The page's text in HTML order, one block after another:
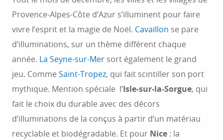
Provence-Alpes-Côte d’Azur s’illuminent pour faire
vivre l’esprit et la magie de Noël. Cavaillon se pare
d’illuminations, sur un thème différent chaque
année. La Seyne-sur-Mer sort également le grand
jeu. Comme Saint-Tropez, qui fait scintiller son port
mythique. Mention spéciale l’Isle-sur-la-Sorgue, qui
fait le choix du durable avec des décors
d’illuminations de la conçus à partir d’un matériau
recyclable et biodégradable. Et pour Nice : la